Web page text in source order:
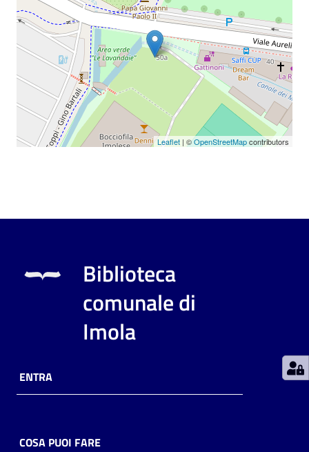
Archivio
storico
Decentrate
Patto
per
on line
Leaflet | ©OpenStreetMapcontributors
Biblioteca
comunale di
Imola
ENTRA
COSA PUOI FARE